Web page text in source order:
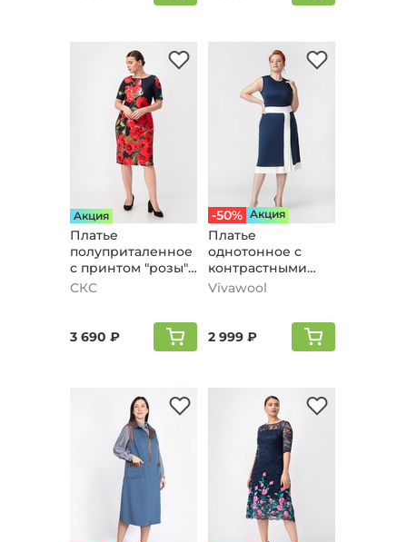
Aкция
Платье
полуприталенное
с принтом "розы",
сине-красный
СКС
3 690 ₽
-50% Aкция
Платье
однотонное с
контрастными
вставками, синий
Vivawool
2 999 ₽